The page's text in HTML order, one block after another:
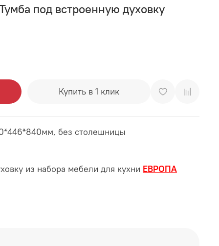
под встроенную духовку
Купить в 1 клик
без столешницы
из набора мебели для кухни ЕВРОПА